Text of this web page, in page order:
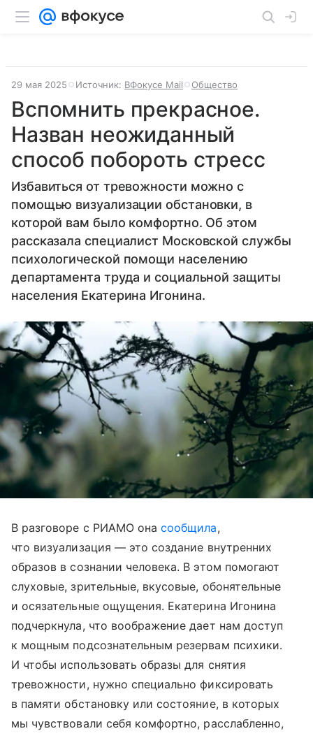
29 мая 2025 Источник: ВФокусе Mail Общество
Вспомнить прекрасное.
Назван неожиданный
способ побороть стресс
Избавиться от тревожности можно с
помощью визуализации обстановки, в
которой вам было комфортно. Об этом
рассказала специалист Московской службы
психологической помощи населению
департамента труда и социальной защиты
населения Екатерина Игонина.
В разговоре с РИАМО онасообщила,
что визуализация — это создание внутренних
образов в сознании человека. В этом помогают
слуховые, зрительные, вкусовые, обонятельные
и осязательные ощущения. Екатерина Игонина
подчеркнула, что воображение дает нам доступ
к мощным подсознательным резервам психики.
И чтобы использовать образы для снятия
тревожности, нужно специально фиксировать
в памяти обстановку или состояние, в которых
мы чувствовали себя комфортно, расслабленно,